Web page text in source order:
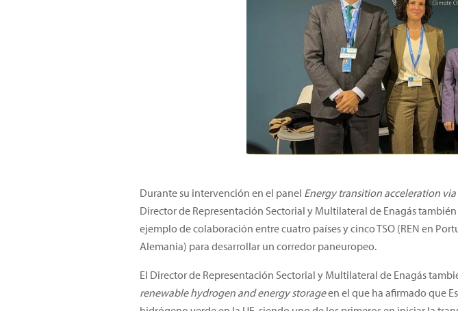
Durante su intervención en el panel Energy transition acceleration
Director de Representación Sectorial y Multilateral de Enagás
ejemplo de colaboración entre cuatro países y cinco TSO (REN en
Alemania) para desarrollar un corredor paneuropeo.
El Director de Representación Sectorial y Multilateral de Enagás
renewable hydrogen and energy storageen el que ha afirmado que